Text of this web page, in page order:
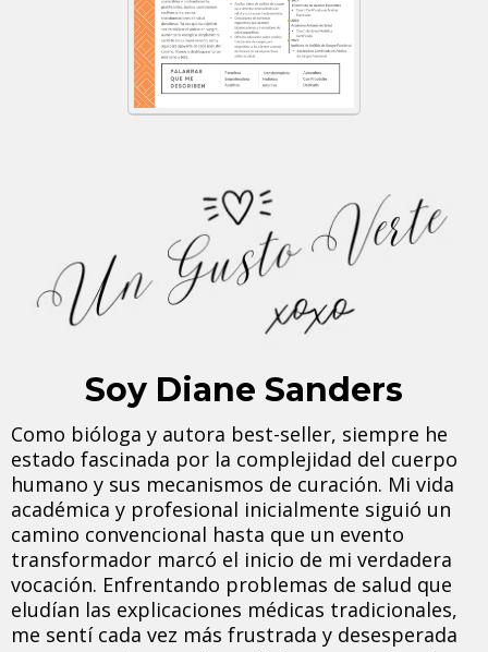
Soy Diane Sanders
Como bióloga y autora best-seller, siempre he
estado fascinada por la complejidad del cuerpo
humano y sus mecanismos de curación. Mi vida
académica y profesional inicialmente siguió un
camino convencional hasta que un evento
transformador marcó el inicio de mi verdadera
vocación. Enfrentando problemas de salud que
eludían las explicaciones médicas tradicionales,
me sentí cada vez más frustrada y desesperada